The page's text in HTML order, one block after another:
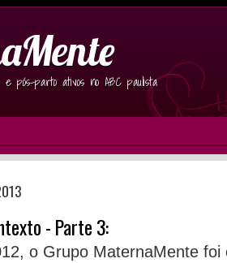
e pós-parto ativos no ABC paulista
- Parte 3:
o Grupo MaternaMente foi